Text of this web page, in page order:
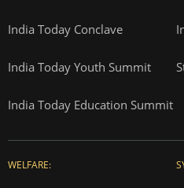
India Today Conclave
India Today Youth Summit
India Today Education Summit
WELFARE: